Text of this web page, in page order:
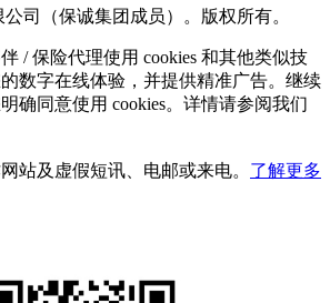
司（保诚集团成员）。版权所有。
/ 保险代理使用 cookies 和其他类似技
数字在线体验，并提供精准广告。继续
确同意使用 cookies。详情请参阅我们
站及虚假短讯、电邮或来电。 了解更多